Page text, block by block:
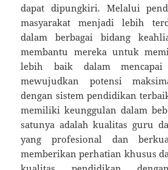
dapat dipungkiri. Melalui
masyarakat menjadi lebih
dalam berbagai bidang
membantu mereka untuk
lebih baik dalam mencapai
mewujudkan potensi
dengan sistem pendidikan
memiliki keunggulan dalam
satunya adalah kualitas guru
yang profesional dan
memberikan perhatian khusus